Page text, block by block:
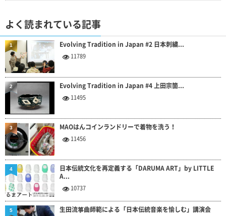
よく読まれている記事
Evolving Tradition in Japan #2 日本刺繍...
11789
1
Evolving Tradition in Japan #4 上田宗箇...
11495
2
MAOはんコインランドリーで着物を洗う！
11456
3
日本伝統文化を再定義する「DARUMA ART」by LITTLE
A...
10737
4
生田流箏曲師範による「日本伝統音楽を愉しむ」講演会
5